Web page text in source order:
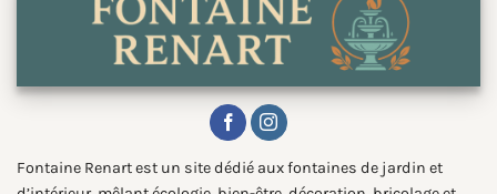
Fontaine Renart est un site dédié aux fontaines de jardin et